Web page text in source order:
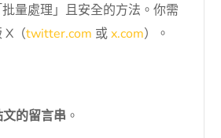
量處理」且安全的方法。你需
X（twitter.com 或x.com）。
的留言串 。